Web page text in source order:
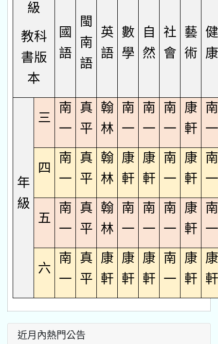
級
教科
書版
本
國
語
閩
南
語
英
語
數
學
自
然
社
會
藝
術
健
康
年
級
三
南
一
真
平
翰
林
南
一
南
一
南
一
康
軒
南
一
四
南
一
真
平
翰
林
康
軒
康
軒
南
一
康
軒
南
一
五
南
一
真
平
翰
林
南
一
南
一
南
一
康
軒
南
一
六
南
一
真
平
康
軒
康
軒
康
軒
南
一
康
軒
康
軒
近月內熱門公告